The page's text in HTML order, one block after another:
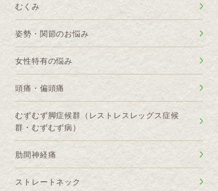
むくみ
姿勢・関節のお悩み
女性特有の悩み
頭痛・偏頭痛
むずむず脚症候群（レストレスレッグス症候
群・むずむず病）
肋間神経痛
ストレートネック